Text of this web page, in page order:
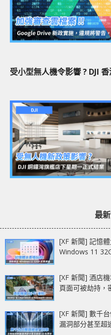
受小型無人機令影響 ? DJI
最
[XF 新聞] 記憶
Windows 11
[XF 新聞] 酒店
頁面可被劫持，
[XF 新聞] 數千
漏洞部分甚至超